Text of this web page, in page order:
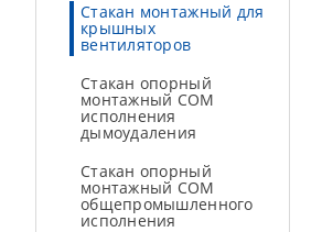
Стакан монтажный для
крышных
вентиляторов
Стакан опорный
монтажный СОМ
исполнения
дымоудаления
Стакан опорный
монтажный СОМ
общепромышленного
исполнения